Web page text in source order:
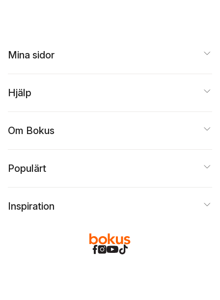
Mina sidor
Hjälp
Om Bokus
Populärt
Inspiration